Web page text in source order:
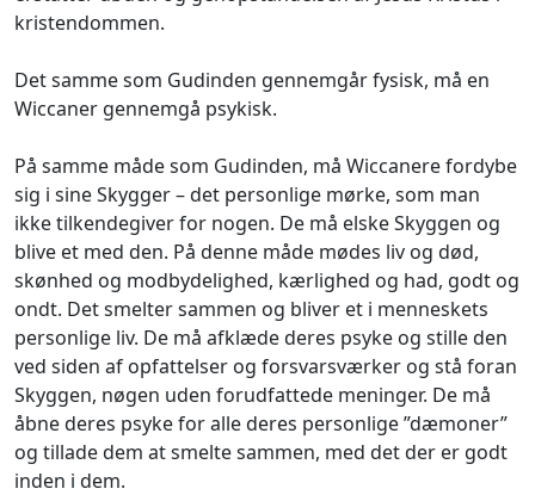
kristendommen.
Det samme som Gudinden gennemgår fysisk, må en
Wiccaner gennemgå psykisk.
På samme måde som Gudinden, må Wiccanere fordybe
sig i sine Skygger – det personlige mørke, som man
ikke tilkendegiver for nogen. De må elske Skyggen og
blive et med den. På denne måde mødes liv og død,
skønhed og modbydelighed, kærlighed og had, godt og
ondt. Det smelter sammen og bliver et i menneskets
personlige liv. De må afklæde deres psyke og stille den
ved siden af opfattelser og forsvarsværker og stå foran
Skyggen, nøgen uden forudfattede meninger. De må
åbne deres psyke for alle deres personlige ”dæmoner”
og tillade dem at smelte sammen, med det der er godt
inden i dem.